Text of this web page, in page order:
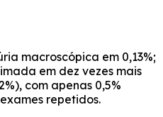
macroscópica em 0,13%;
em dez vezes mais
com apenas 0,5%
repetidos.